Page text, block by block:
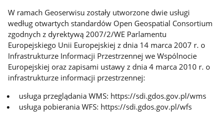
W ramach Geoserwisu zostały utworzone dwie usługi
według otwartych standardów Open Geospatial Consortium
zgodnych z dyrektywą 2007/2/WE Parlamentu
Europejskiego Unii Europejskiej z dnia 14 marca 2007 r. o
Infrastrukturze Informacji Przestrzennej we Wspólnocie
Europejskiej oraz zapisami ustawy z dnia 4 marca 2010 r. o
infrastrukturze informacji przestrzennej:
usługa przeglądania WMS: https://sdi.gdos.gov.pl/wms
usługa pobierania WFS: https://sdi.gdos.gov.pl/wfs